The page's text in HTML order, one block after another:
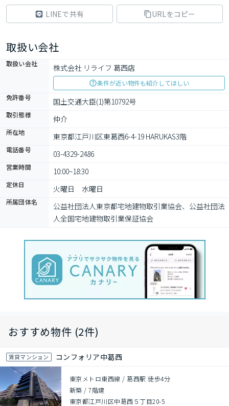
LINEで共有
URLをコピー
取扱い会社
取扱い会社 株式会社 リライフ 葛西店
条件が近い物件も紹介してほしい
免許番号
国土交通大臣(1)第10792号
取引態様 仲介
所在地 東京都江戸川区東葛西6-4-19 HARUKAS3階
電話番号 03-4329-2486
営業時間 10:00~18:30
定休日 火曜日　水曜日
所属団体名
公益社団法⼈東京都宅地建物取引業協会、公益社団法
⼈全国宅地建物取引業保証協会
おすすめ物件 (2件)
賃貸マンション コンフォリア中葛西
東京メトロ東西線 / 葛西駅 徒歩4分
新築 /7階建
東京都江戸川区中葛西５丁目20-5